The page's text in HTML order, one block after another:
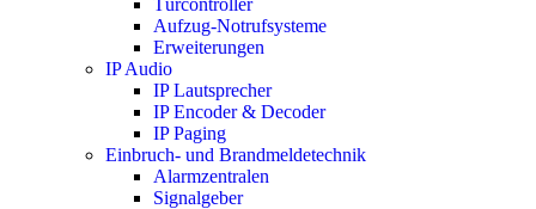
Türcontroller
Aufzug-Notrufsysteme
Erweiterungen
IP Audio
IP Lautsprecher
IP Encoder & Decoder
IP Paging
Einbruch- und Brandmeldetechnik
Alarmzentralen
Signalgeber